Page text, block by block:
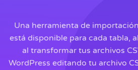
Una herramienta de
está disponible para cada tabla,
al transformar tus archivos
WordPress editando tu archivo